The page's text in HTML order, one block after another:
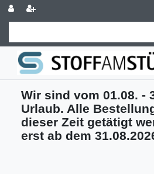
Wir sind vom 01.08. -
Urlaub. Alle
dieser Zeit getätigt
erst ab dem